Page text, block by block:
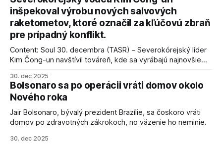
inšpekoval výrobu nových salvových
raketometov, ktoré označil za kľúčovú zbraň
pre prípadný konflikt.
Content: Soul 30. decembra (TASR) – Severokórejský líder
Kim Čong-un navštívil továreň, kde sa vyrábajú najnovšie
schopnosti. Informovali o tom štátne médiá KĽDR, na ktoré
sa odvoláva agentúra AFP.
30. dec 2025
Bolsonaro sa po operácii vráti domov okolo
Nového roka
Jair Bolsonaro, bývalý prezident Brazílie, sa čoskoro vráti
domov po zdravotných zákrokoch, no väzenie ho neminie.
30. dec 2025